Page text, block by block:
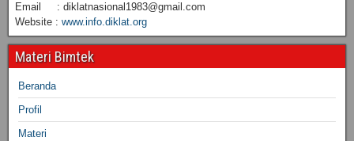
Email : diklatnasional1983@gmail.com
Website : www.info.diklat.org
Materi Bimtek
Beranda
Profil
Materi